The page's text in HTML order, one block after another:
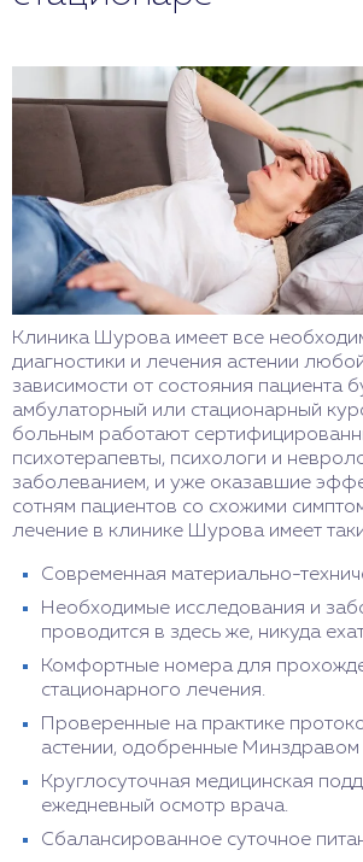
Клиника Шурова имеет все
диагностики и лечения астении
зависимости от состояния пациента
амбулаторный или стационарный
больным работают
психотерапевты, психологи и
заболеванием, и уже оказавшие
сотням пациентов со схожими
лечение в клинике Шурова имеет
Современная материально-
Необходимые исследования и
проводится в здесь же, никуда
Комфортные номера для
стационарного лечения.
Проверенные на практике
астении, одобренные
Круглосуточная медицинская
ежедневный осмотр врача.
Сбалансированное суточное